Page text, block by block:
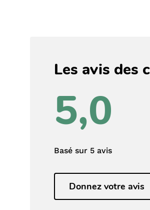
Les avis des
5,0
Basé sur 5 avis
Donnez votre avis